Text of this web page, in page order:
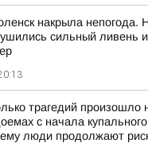
накрыла непогода.
сильный ливень
трагедий произошло
с начала
люди продолжают